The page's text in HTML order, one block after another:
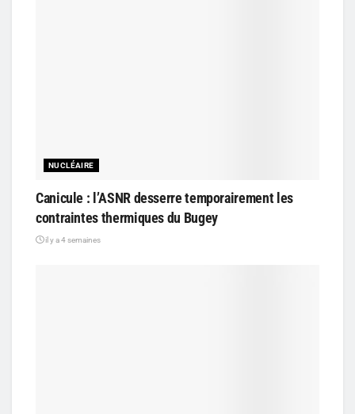
NUCLÉAIRE
Canicule : l’ASNR desserre temporairement les
contraintes thermiques du Bugey
il y a 4 semaines